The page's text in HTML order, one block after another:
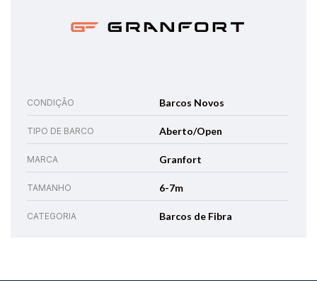
CONDIÇÃO Barcos Novos
TIPO DE BARCO Aberto/Open
MARCA Granfort
TAMANHO 6-7m
CATEGORIA Barcos de Fibra